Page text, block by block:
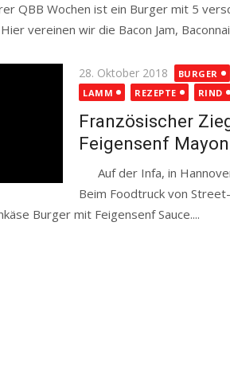
QBB Wochen ist ein Burger mit 5
vereinen wir die Bacon Jam,
Posted
on
28. Oktober 2018 BURGER
LAMM
REZEPTE RIND
Französischer
Feigensenf
Auf der Infa, in
Beim Foodtruck von
Burger mit Feigensenf Sauce....